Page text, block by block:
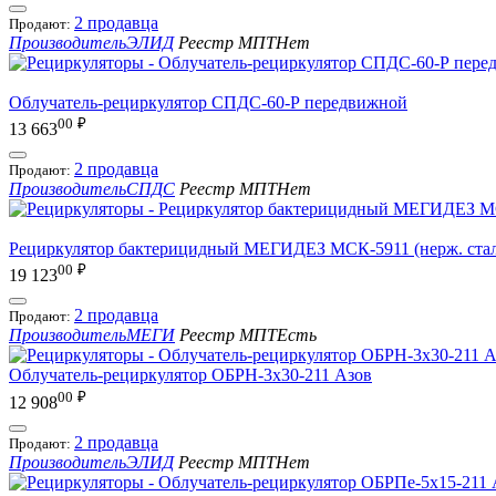
Продают: 2 продавца
ПроизводительЭЛИД Реестр МПТНет
Облучатель-рециркулятор СПДС-60-Р передвижной
13 66300 ₽
Продают: 2 продавца
ПроизводительСПДС Реестр МПТНет
Рециркулятор бактерицидный МЕГИДЕЗ МСК-5911 (нерж.
19 12300 ₽
Продают: 2 продавца
ПроизводительМЕГИ Реестр МПТЕсть
Облучатель-рециркулятор ОБРН-3x30-211 Азов
12 90800 ₽
Продают: 2 продавца
ПроизводительЭЛИД Реестр МПТНет